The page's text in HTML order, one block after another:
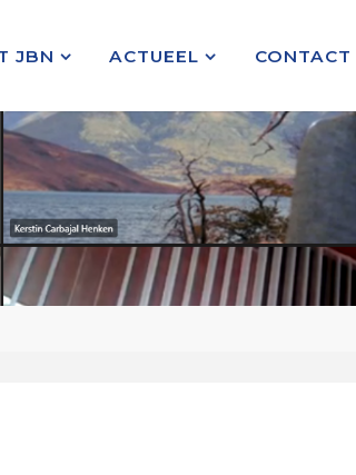
JBN ACTUEEL CONTACT